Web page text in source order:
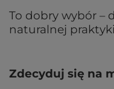
To dobry wybór –
naturalnej
Zdecyduj się na